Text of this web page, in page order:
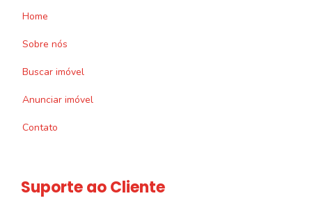
Home
Sobre nós
Buscar imóvel
Anunciar imóvel
Contato
Suporte ao Cliente